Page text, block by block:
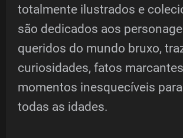
totalmente ilustrados e
são dedicados aos
queridos do mundo bruxo,
curiosidades, fatos
momentos inesquecíveis
todas as idades.